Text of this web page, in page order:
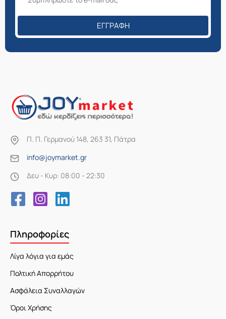
ΕΓΓΡΑΦΉ
Π. Π. Γερμανού 148, 263 31, Πάτρα
info@joymarket.gr
Δευ - Κυρ: 08:00 - 22:30
Πληροφορίες
Λίγα λόγια για εμάς
Πολτική Απορρήτου
Ασφάλεια Συναλλαγών
Όροι Χρήσης